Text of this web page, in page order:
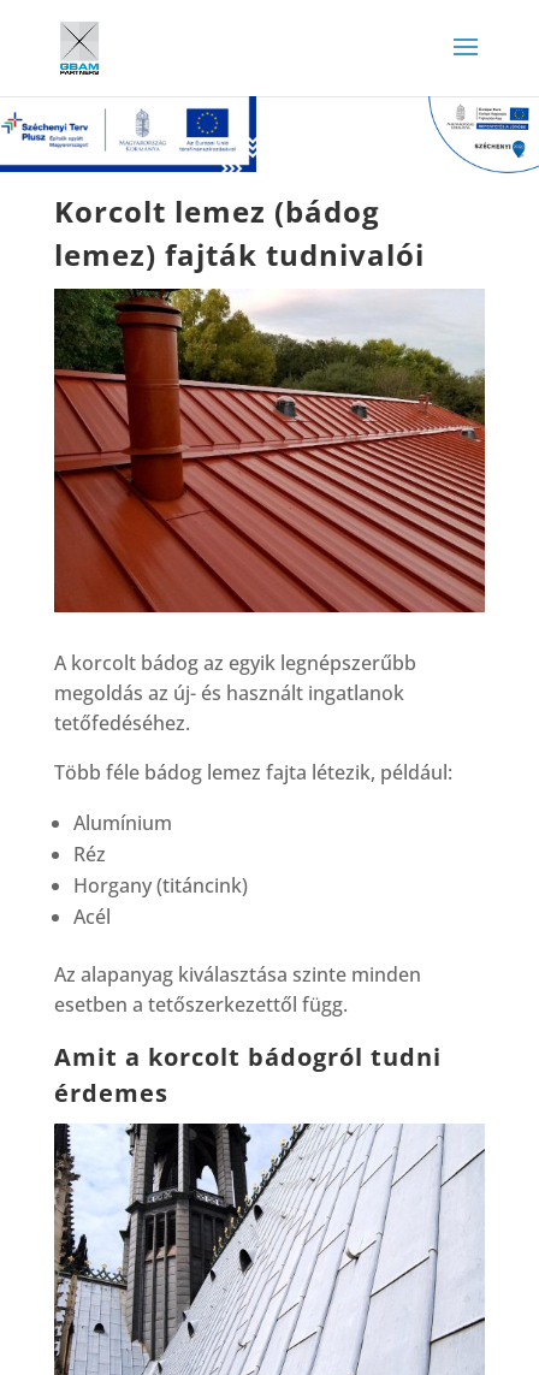
Korcolt lemez (bádog
lemez) fajták tudnivalói
A korcolt bádog az egyik legnépszerűbb
megoldás az új- és használt ingatlanok
tetőfedéséhez.
Több féle bádog lemez fajta létezik, például:
Alumínium
Réz
Horgany (titáncink)
Acél
Az alapanyag kiválasztása szinte minden
esetben a tetőszerkezettől függ.
Amit a korcolt bádogról tudni
érdemes